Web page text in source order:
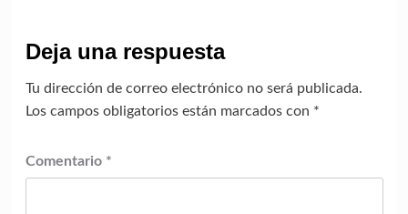
Deja una respuesta
Tu dirección de correo electrónico no será publicada.
Los campos obligatorios están marcados con *
Comentario *